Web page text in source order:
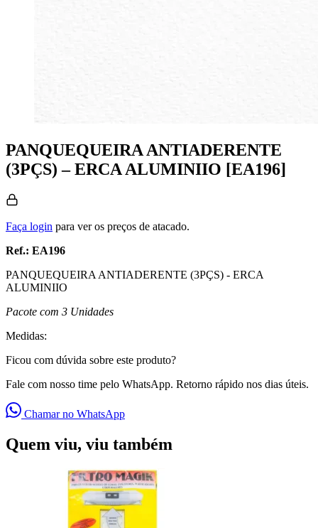
PANQUEQUEIRA ANTIADERENTE
(3PÇS) – ERCA ALUMINIIO [EA196]
Faça login para ver os preços de atacado.
Ref.: EA196
PANQUEQUEIRA ANTIADERENTE (3PÇS) - ERCA
ALUMINIIO
Pacote com 3 Unidades
Medidas:
Ficou com dúvida sobre este produto?
Fale com nosso time pelo WhatsApp. Retorno rápido nos dias úteis.
Chamar no WhatsApp
Quem viu, viu também